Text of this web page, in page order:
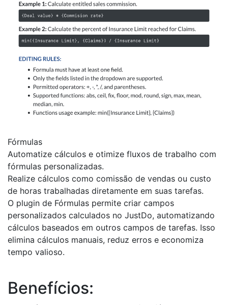
Fórmulas
Automatize cálculos e otimize fluxos de trabalho com
fórmulas personalizadas.
Realize cálculos como comissão de vendas ou custo
de horas trabalhadas diretamente em suas tarefas.
O plugin de Fórmulas permite criar campos
personalizados calculados no JustDo, automatizando
cálculos baseados em outros campos de tarefas. Isso
elimina cálculos manuais, reduz erros e economiza
tempo valioso.
Benefícios: